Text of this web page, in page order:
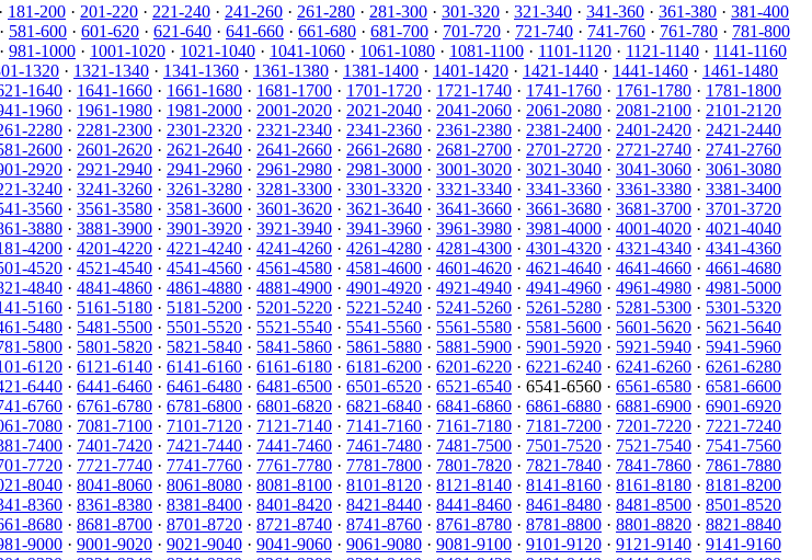
· 181-200 · 201-220 · 221-240 · 241-260 · 261-280 · 281-300 · 301-320 · 321-340 · 341-360 · 361-380 · 381-400
· 581-600 · 601-620 · 621-640 · 641-660 · 661-680 · 681-700 · 701-720 · 721-740 · 741-760 · 761-780 · 781-800
· 981-1000 · 1001-1020 · 1021-1040 · 1041-1060 · 1061-1080 · 1081-1100 · 1101-1120 · 1121-1140 · 1141-1160
1320 · 1321-1340 · 1341-1360 · 1361-1380 · 1381-1400 · 1401-1420 · 1421-1440 · 1441-1460 · 1461-1480
1640 · 1641-1660 · 1661-1680 · 1681-1700 · 1701-1720 · 1721-1740 · 1741-1760 · 1761-1780 · 1781-1800
1960 · 1961-1980 · 1981-2000 · 2001-2020 · 2021-2040 · 2041-2060 · 2061-2080 · 2081-2100 · 2101-2120
2280 · 2281-2300 · 2301-2320 · 2321-2340 · 2341-2360 · 2361-2380 · 2381-2400 · 2401-2420 · 2421-2440
2600 · 2601-2620 · 2621-2640 · 2641-2660 · 2661-2680 · 2681-2700 · 2701-2720 · 2721-2740 · 2741-2760
2920 · 2921-2940 · 2941-2960 · 2961-2980 · 2981-3000 · 3001-3020 · 3021-3040 · 3041-3060 · 3061-3080
3240 · 3241-3260 · 3261-3280 · 3281-3300 · 3301-3320 · 3321-3340 · 3341-3360 · 3361-3380 · 3381-3400
3560 · 3561-3580 · 3581-3600 · 3601-3620 · 3621-3640 · 3641-3660 · 3661-3680 · 3681-3700 · 3701-3720
3880 · 3881-3900 · 3901-3920 · 3921-3940 · 3941-3960 · 3961-3980 · 3981-4000 · 4001-4020 · 4021-4040
4200 · 4201-4220 · 4221-4240 · 4241-4260 · 4261-4280 · 4281-4300 · 4301-4320 · 4321-4340 · 4341-4360
4520 · 4521-4540 · 4541-4560 · 4561-4580 · 4581-4600 · 4601-4620 · 4621-4640 · 4641-4660 · 4661-4680
4840 · 4841-4860 · 4861-4880 · 4881-4900 · 4901-4920 · 4921-4940 · 4941-4960 · 4961-4980 · 4981-5000
5160 · 5161-5180 · 5181-5200 · 5201-5220 · 5221-5240 · 5241-5260 · 5261-5280 · 5281-5300 · 5301-5320
5480 · 5481-5500 · 5501-5520 · 5521-5540 · 5541-5560 · 5561-5580 · 5581-5600 · 5601-5620 · 5621-5640
5800 · 5801-5820 · 5821-5840 · 5841-5860 · 5861-5880 · 5881-5900 · 5901-5920 · 5921-5940 · 5941-5960
6120 · 6121-6140 · 6141-6160 · 6161-6180 · 6181-6200 · 6201-6220 · 6221-6240 · 6241-6260 · 6261-6280
6440 · 6441-6460 · 6461-6480 · 6481-6500 · 6501-6520 · 6521-6540 · 6541-6560 · 6561-6580 · 6581-6600
6760 · 6761-6780 · 6781-6800 · 6801-6820 · 6821-6840 · 6841-6860 · 6861-6880 · 6881-6900 · 6901-6920
7080 · 7081-7100 · 7101-7120 · 7121-7140 · 7141-7160 · 7161-7180 · 7181-7200 · 7201-7220 · 7221-7240
7400 · 7401-7420 · 7421-7440 · 7441-7460 · 7461-7480 · 7481-7500 · 7501-7520 · 7521-7540 · 7541-7560
7720 · 7721-7740 · 7741-7760 · 7761-7780 · 7781-7800 · 7801-7820 · 7821-7840 · 7841-7860 · 7861-7880
8040 · 8041-8060 · 8061-8080 · 8081-8100 · 8101-8120 · 8121-8140 · 8141-8160 · 8161-8180 · 8181-8200
8360 · 8361-8380 · 8381-8400 · 8401-8420 · 8421-8440 · 8441-8460 · 8461-8480 · 8481-8500 · 8501-8520
8680 · 8681-8700 · 8701-8720 · 8721-8740 · 8741-8760 · 8761-8780 · 8781-8800 · 8801-8820 · 8821-8840
9000 · 9001-9020 · 9021-9040 · 9041-9060 · 9061-9080 · 9081-9100 · 9101-9120 · 9121-9140 · 9141-9160